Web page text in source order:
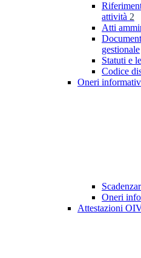
attività 2
Atti
gestionale
Statuti e
Codice
Oneri
Oneri
Attestazioni